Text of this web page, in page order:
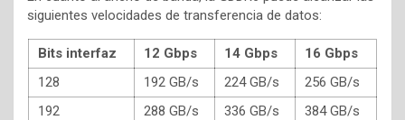
siguientes velocidades de transferencia de datos:
Bits interfaz 12 Gbps 14 Gbps
16 Gbps
128
192 GB/s 224 GB/s
256 GB/s
192
288 GB/s 336 GB/s
384 GB/s